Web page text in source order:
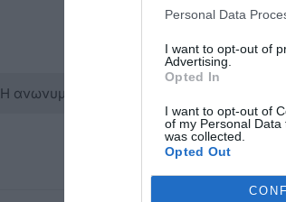
Personal Data
I want to opt-out of
Advertising.
Opted In
I want to opt-out of
of my Personal
was collected.
Opted Out
Η ανωνυμία είναι το καλύτερο κρησφύγετο